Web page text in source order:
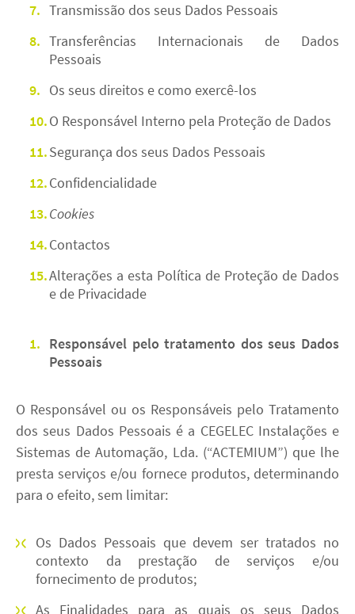
Transmissão dos seus Dados Pessoais
Transferências Internacionais de Dados
Pessoais
Os seus direitos e como exercê-los
O Responsável Interno pela Proteção de Dados
Segurança dos seus Dados Pessoais
Confidencialidade
Cookies
Contactos
Alterações a esta Política de Proteção de Dados
e de Privacidade
Responsável pelo tratamento dos seus Dados
Pessoais
O Responsável ou os Responsáveis pelo Tratamento
dos seus Dados Pessoais é a CEGELEC Instalações e
Sistemas de Automação, Lda. (“ACTEMIUM”) que lhe
presta serviços e/ou fornece produtos, determinando
para o efeito, sem limitar:
Os Dados Pessoais que devem ser tratados no
contexto da prestação de serviços e/ou
fornecimento de produtos;
As Finalidades para as quais os seus Dados